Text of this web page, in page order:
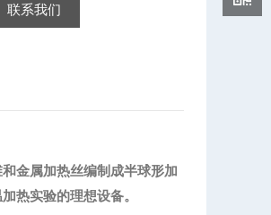
联系我们
和金属加热丝编制成半球形加
热实验的理想设备。